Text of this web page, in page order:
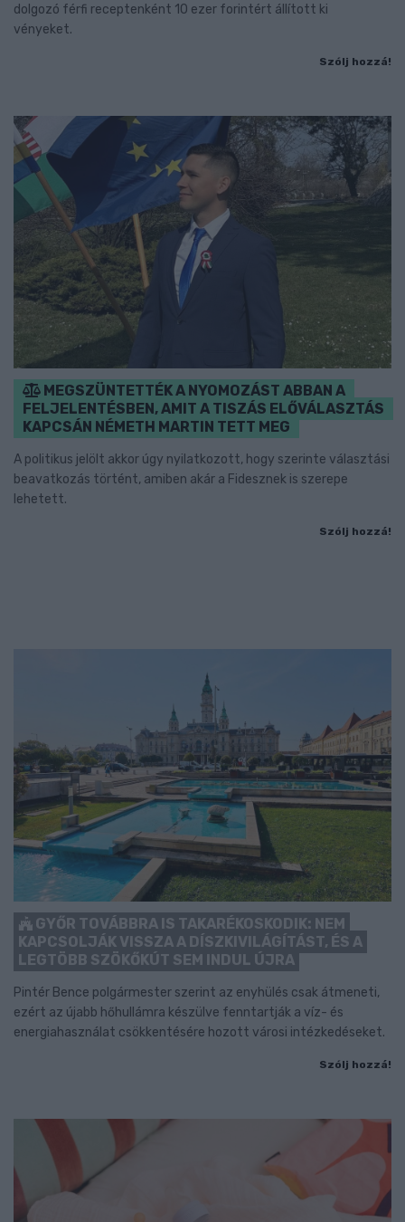
dolgozó férfi receptenként 10 ezer forintért állított ki
vényeket.
Szólj hozzá!
MEGSZÜNTETTÉK A NYOMOZÁST ABBAN A
FELJELENTÉSBEN, AMIT A TISZÁS ELŐVÁLASZTÁS
KAPCSÁN NÉMETH MARTIN TETT MEG
A politikus jelölt akkor úgy nyilatkozott, hogy szerinte választási
beavatkozás történt, amiben akár a Fidesznek is szerepe
lehetett.
Szólj hozzá!
GYŐR TOVÁBBRA IS TAKARÉKOSKODIK: NEM
KAPCSOLJÁK VISSZA A DÍSZKIVILÁGÍTÁST, ÉS A
LEGTÖBB SZÖKŐKÚT SEM INDUL ÚJRA
Pintér Bence polgármester szerint az enyhülés csak átmeneti,
ezért az újabb hőhullámra készülve fenntartják a víz- és
energiahasználat csökkentésére hozott városi intézkedéseket.
Szólj hozzá!